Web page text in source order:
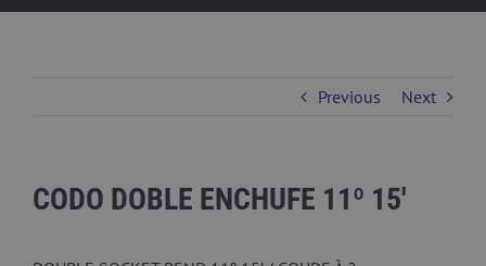
Previous Next
CODO DOBLE ENCHUFE 11º 15′